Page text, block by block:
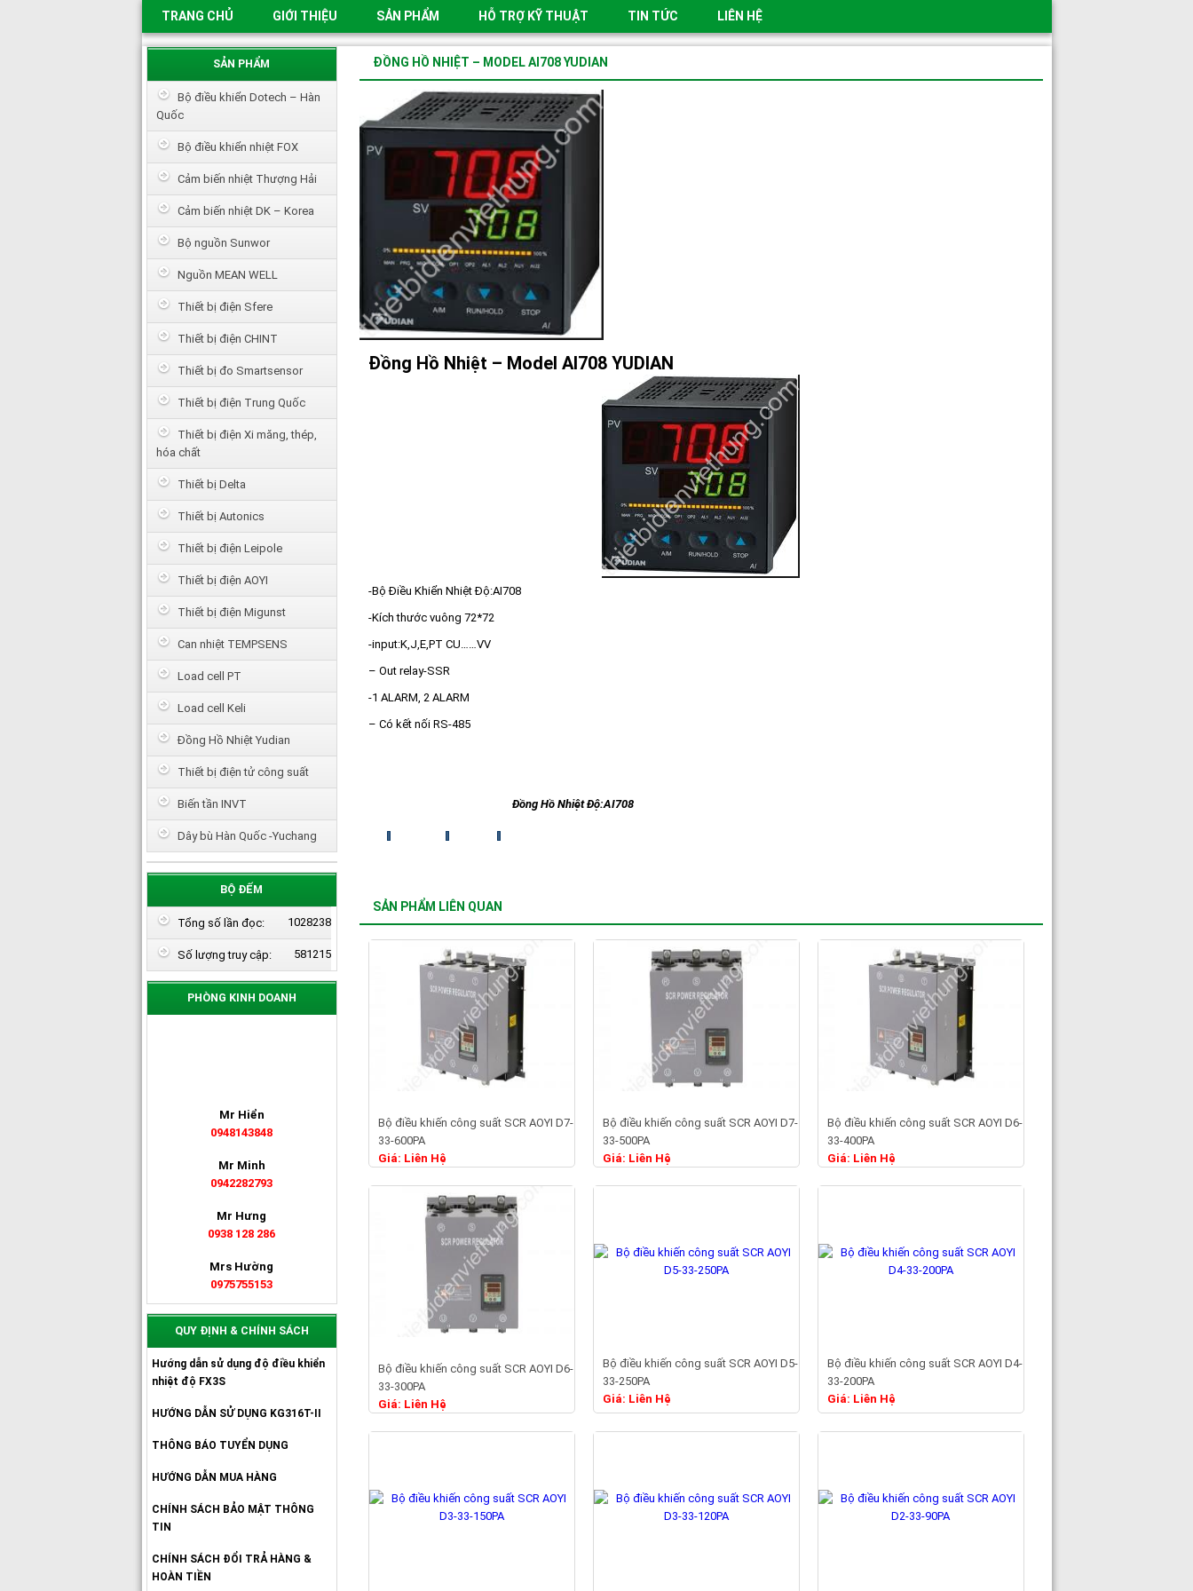
TRANG CHỦ GIỚI THIỆU SẢN PHẨM HỖ TRỢ KỸ THUẬT TIN TỨC LIÊN HỆ
ĐỒNG HỒ NHIỆT – MODEL AI708 YUDIAN
Đồng Hồ Nhiệt – Model AI708 YUDIAN
-Bộ Điều Khiển Nhiệt Độ:AI708
-Kích thước vuông 72*72
-input:K,J,E,PT CU……VV
– Out relay-SSR
-1 ALARM, 2 ALARM
– Có kết nối RS-485
Đồng Hồ Nhiệt Độ:AI708
SẢN PHẨM LIÊN QUAN
Bộ điều khiến công suất SCR AOYI D7-
33-600PA
Giá: Liên Hệ
Bộ điều khiến công suất SCR AOYI D7-
33-500PA
Giá: Liên Hệ
Bộ điều khiến công suất SCR AOYI D6-
33-400PA
Giá: Liên Hệ
Bộ điều khiến công suất SCR AOYI D6-
33-300PA
Giá: Liên Hệ
Bộ điều khiến công suất SCR AOYI D5-
33-250PA
Giá: Liên Hệ
Bộ điều khiến công suất SCR AOYI D4-
33-200PA
Giá: Liên Hệ
SẢN PHẨM
Bộ điều khiển Dotech – Hàn
Quốc
Bộ điều khiển nhiệt FOX
Cảm biến nhiệt Thượng Hải
Cảm biến nhiệt DK – Korea
Bộ nguồn Sunwor
Nguồn MEAN WELL
Thiết bị điện Sfere
Thiết bị điện CHINT
Thiết bị đo Smartsensor
Thiết bị điện Trung Quốc
Thiết bị điện Xi măng, thép,
hóa chất
Thiết bị Delta
Thiết bị Autonics
Thiết bị điện Leipole
Thiết bị điện AOYI
Thiết bị điện Migunst
Can nhiệt TEMPSENS
Load cell PT
Load cell Keli
Đồng Hồ Nhiệt Yudian
Thiết bị điện tử công suất
Biến tần INVT
Dây bù Hàn Quốc -Yuchang
BỘ ĐẾM
1028238
Tổng số lần đọc:
581215
Số lượng truy cập:
PHÒNG KINH DOANH
Mr Hiển
0948143848
Mr Minh
0942282793
Mr Hưng
0938 128 286
Mrs Hường
0975755153
QUY ĐỊNH & CHÍNH SÁCH
Hướng dẫn sử dụng độ điều khiển
nhiệt độ FX3S
HƯỚNG DẪN SỬ DỤNG KG316T-II
THÔNG BÁO TUYỂN DỤNG
HƯỚNG DẪN MUA HÀNG
CHÍNH SÁCH BẢO MẬT THÔNG
TIN
CHÍNH SÁCH ĐỔI TRẢ HÀNG &
HOÀN TIỀN